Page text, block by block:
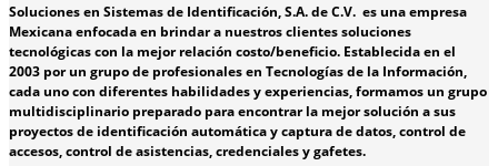
Soluciones en Sistemas de Identificación, S.A. de C.V. es una empresa
Mexicana enfocada en brindar a nuestros clientes soluciones
tecnológicas con la mejor relación costo/beneficio. Establecida en el
2003 por un grupo de profesionales en Tecnologías de la Información,
cada uno con diferentes habilidades y experiencias, formamos un grupo
multidisciplinario preparado para encontrar la mejor solución a sus
proyectos de identificación automática y captura de datos, control de
accesos, control de asistencias, credenciales y gafetes.